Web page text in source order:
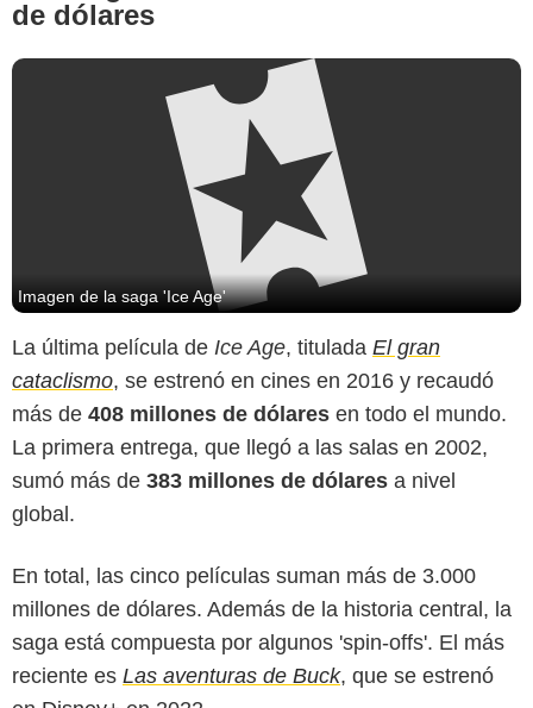
de dólares
Imagen de la saga 'Ice Age'
La última película de Ice Age, titulada El gran
cataclismo, se estrenó en cines en 2016 y recaudó
más de 408 millones de dólares en todo el mundo.
La primera entrega, que llegó a las salas en 2002,
sumó más de 383 millones de dólares a nivel
global.
En total, las cinco películas suman más de 3.000
millones de dólares. Además de la historia central, la
saga está compuesta por algunos 'spin-offs'. El más
reciente es Las aventuras de Buck, que se estrenó